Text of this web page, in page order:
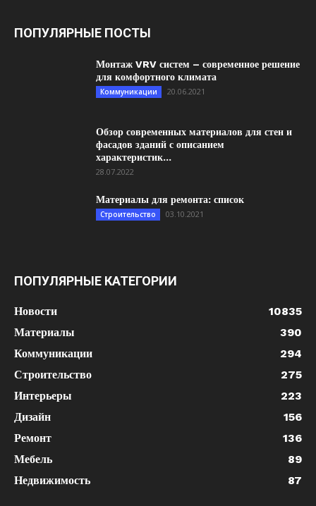
ПОПУЛЯРНЫЕ ПОСТЫ
Монтаж VRV систем – современное решение
для комфортного климата
Коммуникации 20.06.2021
Обзор современных материалов для стен и
фасадов зданий с описанием
характеристик...
28.07.2022
Материалы для ремонта: список
Строительство 03.10.2021
ПОПУЛЯРНЫЕ КАТЕГОРИИ
Новости
10835
Материалы
390
Коммуникации
294
Строительство
275
Интерьеры
223
Дизайн
156
Ремонт
136
Мебель
89
Недвижимость
87